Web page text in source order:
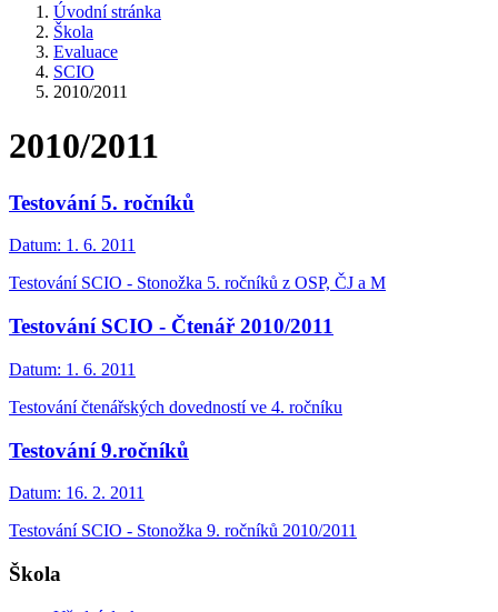
Úvodní stránka
Škola
Evaluace
SCIO
2010/2011
2010/2011
Testování 5. ročníků
Datum: 1. 6. 2011
Testování SCIO - Stonožka 5. ročníků z OSP, ČJ a M
Testování SCIO - Čtenář 2010/2011
Datum: 1. 6. 2011
Testování čtenářských dovedností ve 4. ročníku
Testování 9.ročníků
Datum: 16. 2. 2011
Testování SCIO - Stonožka 9. ročníků 2010/2011
Škola